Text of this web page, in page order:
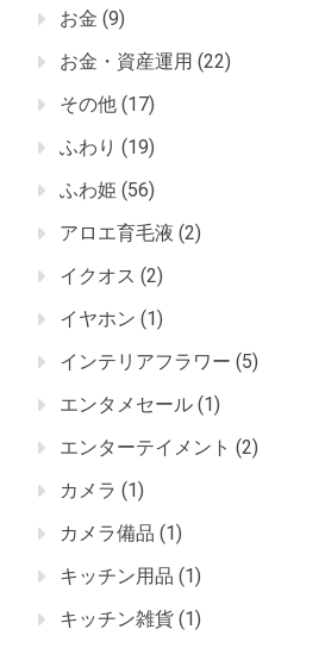
お金 (9)
お金・資産運用 (22)
その他 (17)
ふわり (19)
ふわ姫 (56)
アロエ育毛液 (2)
イクオス (2)
イヤホン (1)
インテリアフラワー (5)
エンタメセール (1)
エンターテイメント (2)
カメラ (1)
カメラ備品 (1)
キッチン用品 (1)
キッチン雑貨 (1)